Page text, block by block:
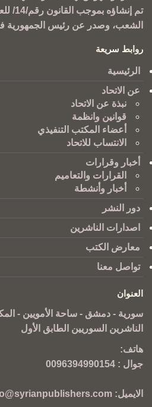
الشعب، وصدر عن رئيس الجمهورية في 26/5/
روابط سريعة
الرئيسية
عن الاتحاد
نبذة عن الاتحاد
قوانين وانظمة
أعضاء المكتب التنفيذي
الانتساب للاتحاد
أخبار وقرارات
القرارات والتعاميم
أخبار وأنشطة
دور النشر
اصدارات الناشرين
معارض الكتب
تواصل معنا
العنوان
سورية - دمشق - ساحة الأمويين -
الناشرين السوريين الطابق الأول
هاتف:
جوال : 0096394990154
الايميل: